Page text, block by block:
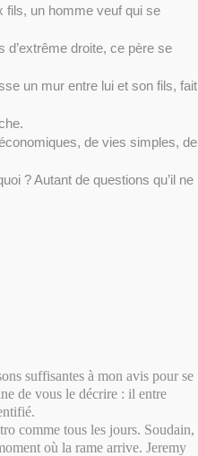
fils, un homme veuf qui se
d’extrême droite, ce père se
un mur entre lui et son fils, fait
de vies simples, de
? Autant de questions qu’il ne
suffisantes à mon avis pour se
de vous le décrire : il entre
comme tous les jours. Soudain,
où la rame arrive. Jeremy